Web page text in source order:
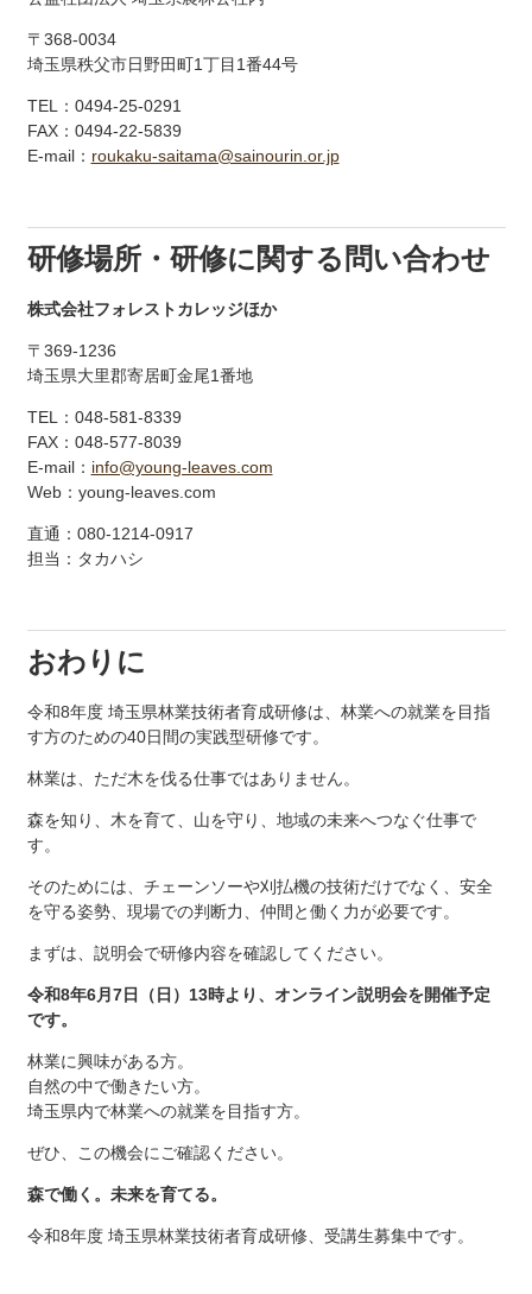
〒368-0034
埼玉県秩父市日野田町1丁目1番44号
TEL：0494-25-0291
FAX：0494-22-5839
E-mail： roukaku-saitama@sainourin.or.jp
研修場所・研修に関する問い合わせ
株式会社フォレストカレッジほか
〒369-1236
埼玉県大里郡寄居町金尾1番地
TEL：048-581-8339
FAX：048-577-8039
E-mail： info@young-leaves.com
Web：young-leaves.com
直通：080-1214-0917
担当：タカハシ
おわりに
令和8年度 埼玉県林業技術者育成研修は、林業への就業を目指
す方のための40日間の実践型研修です。
林業は、ただ木を伐る仕事ではありません。
森を知り、木を育て、山を守り、地域の未来へつなぐ仕事で
す。
そのためには、チェーンソーや刈払機の技術だけでなく、安全
を守る姿勢、現場での判断力、仲間と働く力が必要です。
まずは、説明会で研修内容を確認してください。
令和8年6月7日（日）13時より、オンライン説明会を開催予定
です。
林業に興味がある方。
自然の中で働きたい方。
埼玉県内で林業への就業を目指す方。
ぜひ、この機会にご確認ください。
森で働く。未来を育てる。
令和8年度 埼玉県林業技術者育成研修、受講生募集中です。